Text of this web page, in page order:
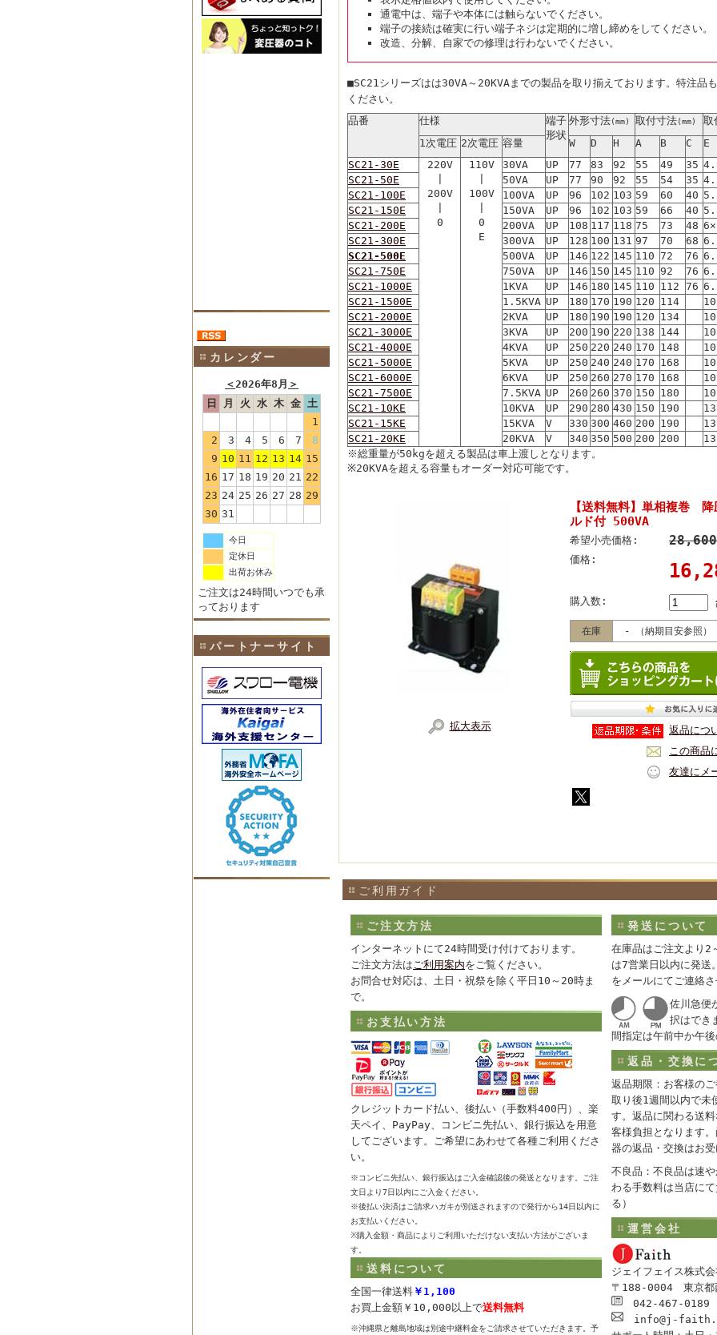
カレンダー
＜2026年8月 ＞
日
月 火 水 木 金 土
1
2
3 4 5 6 7
8
9 10 11 12 13 14 15
16 17 18 19 20 21 22
23 24 25 26 27 28 29
30 31
今日
定休日
出荷お休み
ご注文は24時間いつでも承
っております
パートナーサイト
通電中は、端子や本体には触らないでください。
端子の接続は確実に行い端子ネジは定期的に増し締めをしてください。
改造、分解、自家での修理は行わないでください。
■SC21シリーズはは30VA～20KVAまでの製品を取り揃えております。特注品
ください。
品番
仕様
端子
形状
外形寸法(mm) 取付寸法(mm)
取
1次電圧 2次電圧 容量 W D H A B C
E
SC21-30E
220V
200V
0
110V
100V
0
E
30VA UP 77 83 92 55 49 35
SC21-50E
50VA UP 77 90 92 55 54 35
SC21-100E
100VA UP 96 102 103 59 60 40
SC21-150E
150VA UP 96 102 103 59 66 40
SC21-200E
200VA UP 108 117 118 75 73 48
SC21-300E
300VA UP 128 100 131 97 70 68
SC21-500E
500VA UP 146 122 145 110 72 76
SC21-750E
750VA UP 146 150 145 110 92 76
SC21-1000E
1KVA UP 146 180 145 110 112 76
SC21-1500E
1.5KVA UP 180 170 190 120 114
SC21-2000E
2KVA UP 180 190 190 120 134
SC21-3000E
3KVA UP 200 190 220 138 144
SC21-4000E
4KVA UP 250 220 240 170 148
SC21-5000E
5KVA UP 250 240 240 170 168
SC21-6000E
6KVA UP 250 260 270 170 168
SC21-7500E
7.5KVA UP 260 260 370 150 180
SC21-10KE
10KVA UP 290 280 430 150 190
SC21-15KE
15KVA V 330 300 460 200 190
SC21-20KE
20KVA V 340 350 500 200 200
※総重量が50kgを超える製品は車上渡しとなります。
※20KVAを超える容量もオーダー対応可能です。
拡大表示
【送料無料】単相複巻
ルド付 500VA
希望小売価格:
価格:
購入数:
在庫 - （納期目安参照）
返品につ
この商品
友達にメ
ご利用ガイド
ご注文方法
インターネットにて24時間受け付けております。
ご注文方法はご利用案内をご覧ください。
お問合せ対応は、土日・祝祭を除く平日10～20時ま
で。
お支払い方法
クレジットカード払い、後払い（手数料400円）、楽
天ペイ、PayPay、コンビニ先払い、銀行振込を用意
してございます。ご希望にあわせて各種ご利用くださ
い。
※コンビニ先払い、銀行振込はご入金確認後の発送となります。ご注
文日より7日以内にご入金ください。
※後払い決済はご請求ハガキが別送されますので発行から14日以内に
お支払いください。
※購入金額・商品によりご利用いただけない支払い方法がございま
す。
送料について
全国一律送料 ￥1,100
お買上金額￥10,000以上で送料無料
※沖縄県と離島地域は別途中継料金をご請求させていただきます。予
発送について
在庫品はご注文より2
は7営業日以内に発送
をメールにてご連絡
佐川急便
択はでき
間指定は午前中か午
返品・交換に
返品期限：お客様の
取り後1週間以内で未
す。返品に関わる送
客様負担となります
器の返品・交換はお
不良品：不良品は速
わる手数料は当店に
る）
運営会社
ジェイフェイス株式
〒188-0004 東京都
042-467-0189
info@j-